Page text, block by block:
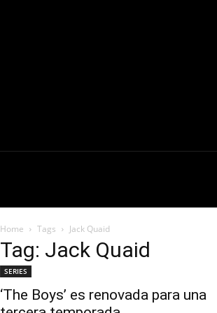
Home Tags Jack Quaid
Tag: Jack Quaid
SERIES
‘The Boys’ es renovada para una